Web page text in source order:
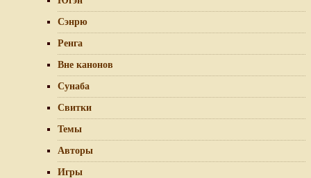
Сэнрю
Ренга
Вне канонов
Сунаба
Свитки
Темы
Авторы
Игры